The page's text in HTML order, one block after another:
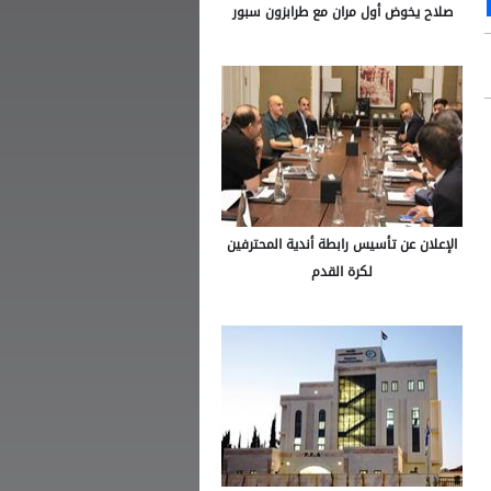
صلاح يخوض أول مران مع طرابزون سبور
الإعلان عن تأسيس رابطة أندية المحترفين
لكرة القدم